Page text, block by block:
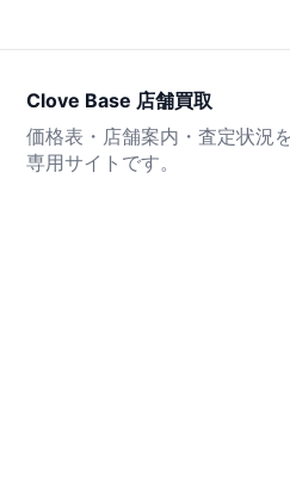
Clove Base 店舗買取
価格表・店舗案内・査定状況
専用サイトです。